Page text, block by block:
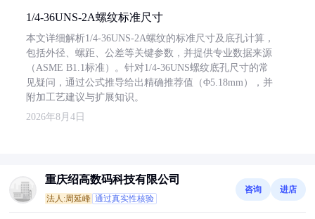
1/4-36UNS-2A螺纹标准尺寸
本文详细解析1/4-36UNS-2A螺纹的标准尺寸及底孔计算，
包括外径、螺距、公差等关键参数，并提供专业数据来源
（ASME B1.1标准）。针对1/4-36UNS螺纹底孔尺寸的常
见疑问，通过公式推导给出精确推荐值（Φ5.18mm），并
附加工艺建议与扩展知识。
2026年8月4日
重庆绍高数码科技有限公司
法人:周延峰 通过真实性核验
咨询 进店